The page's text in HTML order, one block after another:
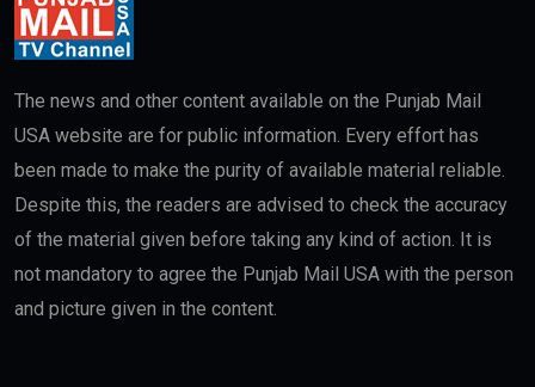
The news and other content available on the Punjab Mail
USA website are for public information. Every effort has
been made to make the purity of available material reliable.
Despite this, the readers are advised to check the accuracy
of the material given before taking any kind of action. It is
not mandatory to agree the Punjab Mail USA with the person
and picture given in the content.